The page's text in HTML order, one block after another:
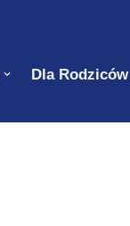
Dla Rodziców